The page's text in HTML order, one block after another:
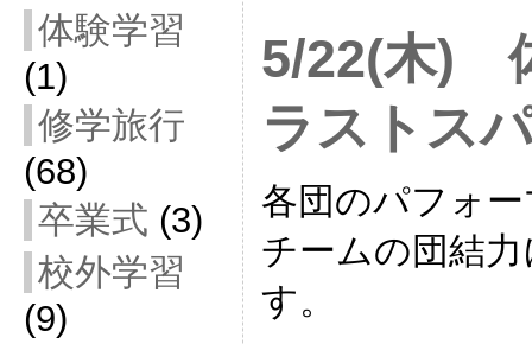
体験学習
(1)
修学旅行
(68)
卒業式 (3)
校外学習
(9)
5/22(木)
ラストス
各団のパフォ
チームの団結
す。